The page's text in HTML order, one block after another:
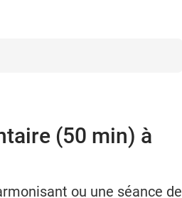
(50 min) à
ou une séance de